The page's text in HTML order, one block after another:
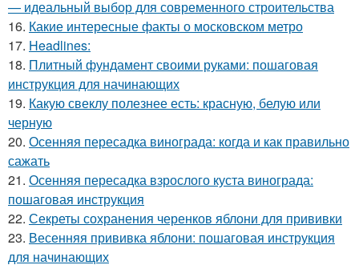
— идеальный выбор для современного строительства
16. Какие интересные факты о московском метро
17. Headlines:
18. Плитный фундамент своими руками: пошаговая
инструкция для начинающих
19. Какую свеклу полезнее есть: красную, белую или
черную
20. Осенняя пересадка винограда: когда и как правильно
сажать
21. Осенняя пересадка взрослого куста винограда:
пошаговая инструкция
22. Секреты сохранения черенков яблони для прививки
23. Весенняя прививка яблони: пошаговая инструкция
для начинающих